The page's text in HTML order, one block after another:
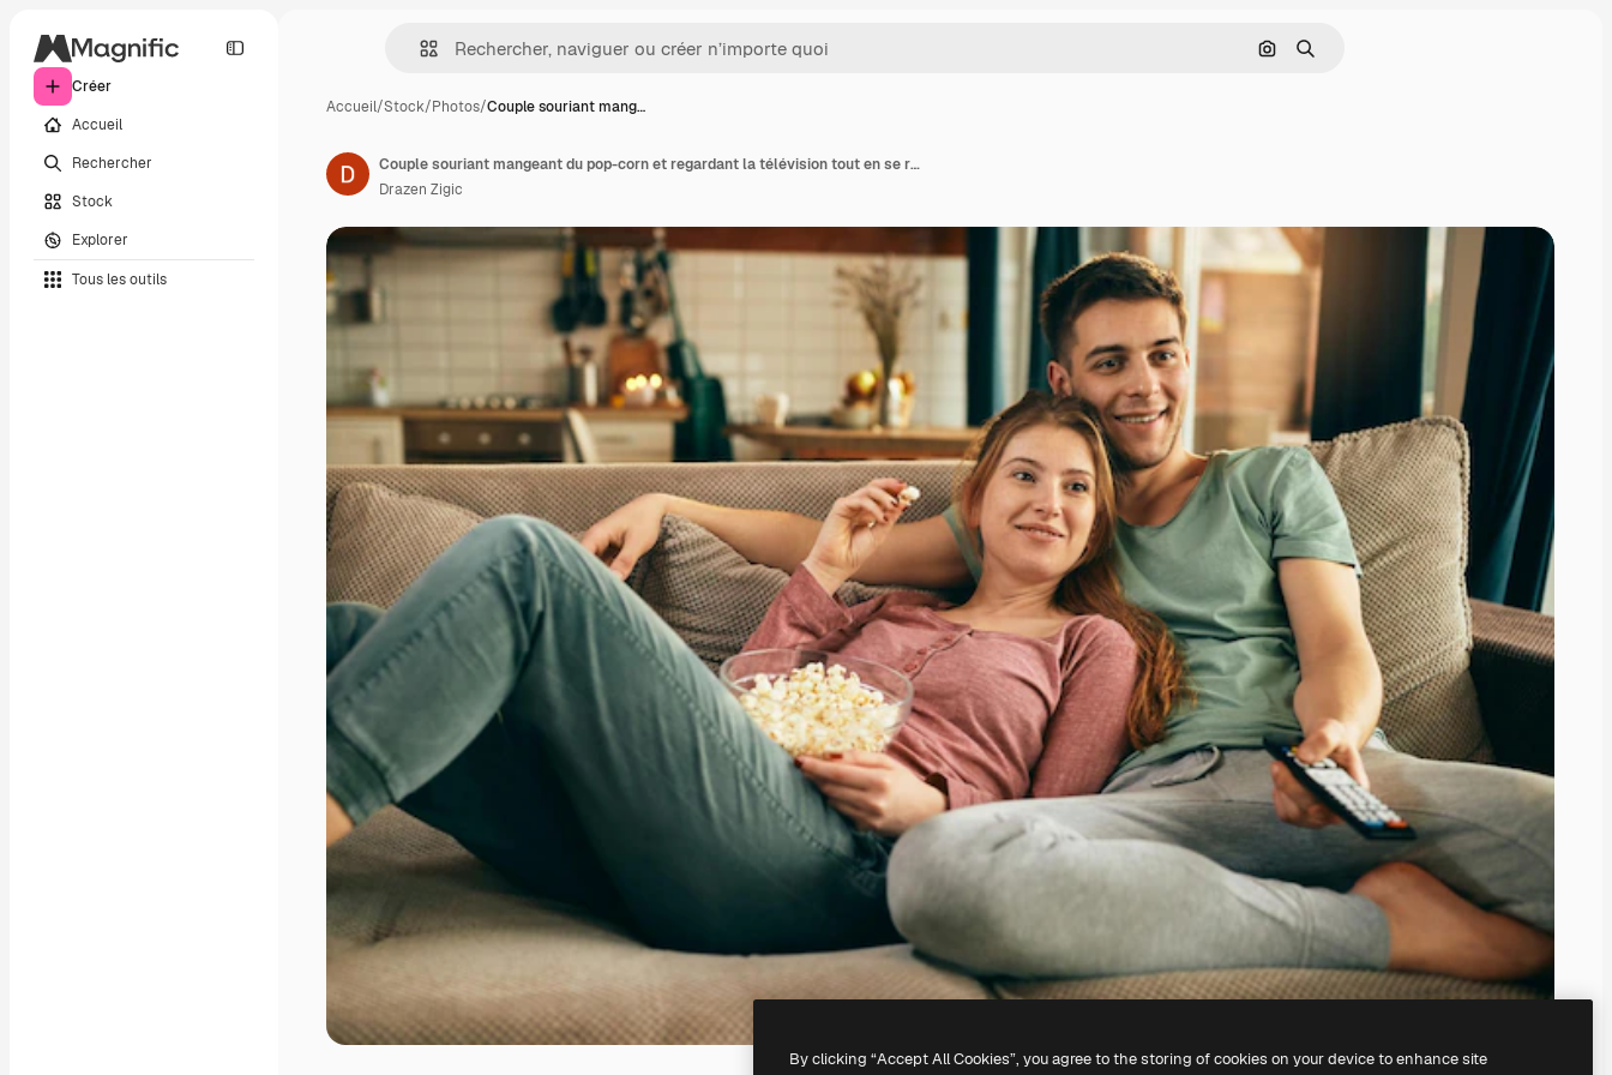
Créer
Accueil
Rechercher
Stock
Explorer
Tous les outils
Rechercher par image
Rechercher
Accueil/Stock/Photos/Couple souriant mang…
Couple souriant mangeant du pop-corn et regardant la télévision tout en se relaxant sur le canapé
Drazen Zigic
By clicking “Accept All Cookies”, you agree to the storing of cookies on your device to enhance site